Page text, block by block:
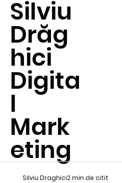
Silviu
Drăg
hici
Digita
l
Mark
eting
Silviu Draghici2 min de citit